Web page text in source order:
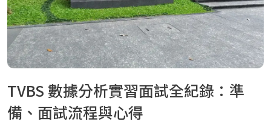
TVBS 數據分析實習面試全紀錄：準
備、面試流程與心得